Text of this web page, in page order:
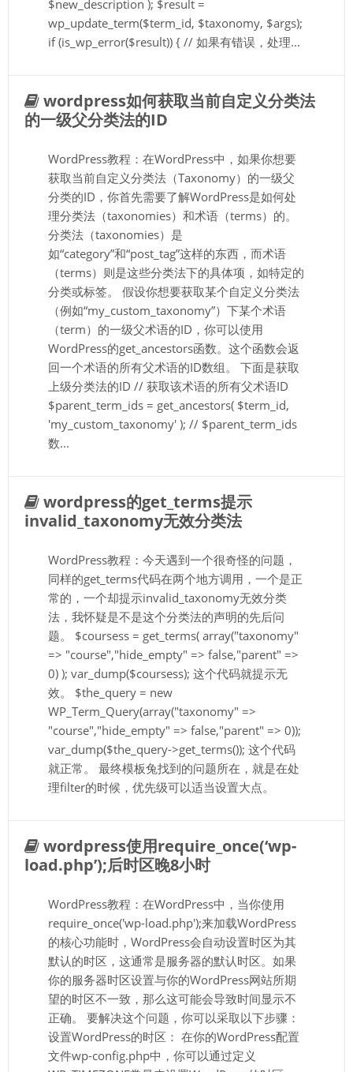
$new_description ); $result =
wp_update_term($term_id, $taxonomy, $args);
if (is_wp_error($result)) { // 如果有错误，处理...
wordpress如何获取当前自定义分类法
的一级父分类法的ID
WordPress教程：在WordPress中，如果你想要
获取当前自定义分类法（Taxonomy）的一级父
分类的ID，你首先需要了解WordPress是如何处
理分类法（taxonomies）和术语（terms）的。
分类法（taxonomies）是
如“category”和“post_tag”这样的东西，而术语
（terms）则是这些分类法下的具体项，如特定的
分类或标签。 假设你想要获取某个自定义分类法
（例如“my_custom_taxonomy”）下某个术语
（term）的一级父术语的ID，你可以使用
WordPress的get_ancestors函数。这个函数会返
回一个术语的所有父术语的ID数组。 下面是获取
上级分类法的ID // 获取该术语的所有父术语ID
$parent_term_ids = get_ancestors( $term_id,
'my_custom_taxonomy' ); // $parent_term_ids
数...
wordpress的get_terms提示
invalid_taxonomy无效分类法
WordPress教程：今天遇到一个很奇怪的问题，
同样的get_terms代码在两个地方调用，一个是正
常的，一个却提示invalid_taxonomy无效分类
法，我怀疑是不是这个分类法的声明的先后问
题。 $coursess = get_terms( array("taxonomy"
=> "course","hide_empty" => false,"parent" =>
0) ); var_dump($coursess); 这个代码就提示无
效。 $the_query = new
WP_Term_Query(array("taxonomy" =>
"course","hide_empty" => false,"parent" => 0));
var_dump($the_query->get_terms()); 这个代码
就正常。 最终模板兔找到的问题所在，就是在处
理filter的时候，优先级可以适当设置大点。
wordpress使用require_once(‘wp-
load.php’);后时区晚8小时
WordPress教程：在WordPress中，当你使用
require_once('wp-load.php');来加载WordPress
的核心功能时，WordPress会自动设置时区为其
默认的时区，这通常是服务器的默认时区。如果
你的服务器时区设置与你的WordPress网站所期
望的时区不一致，那么这可能会导致时间显示不
正确。 要解决这个问题，你可以采取以下步骤：
设置WordPress的时区： 在你的WordPress配置
文件wp-config.php中，你可以通过定义